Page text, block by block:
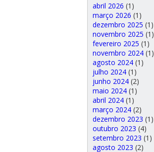
abril 2026 (1)
março 2026 (1)
dezembro 2025 (1)
novembro 2025 (1)
fevereiro 2025 (1)
novembro 2024(1)
agosto 2024(1)
julho 2024(1)
junho 2024(2)
maio 2024(1)
abril 2024(1)
março 2024(2)
dezembro 2023 (1)
outubro 2023 (4)
setembro 2023 (1)
agosto 2023 (2)